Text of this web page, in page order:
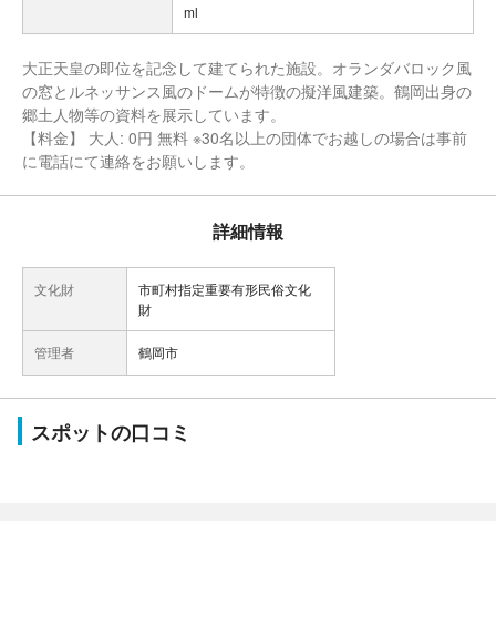
ml
大正天皇の即位を記念して建てられた施設。オランダバロック風
の窓とルネッサンス風のドームが特徴の擬洋風建築。鶴岡出身の
郷土人物等の資料を展示しています。
【料金】 大人: 0円 無料 ※30名以上の団体でお越しの場合は事前
に電話にて連絡をお願いします。
詳細情報
文化財
市町村指定重要有形民俗文化
財
管理者 鶴岡市
スポットの口コミ